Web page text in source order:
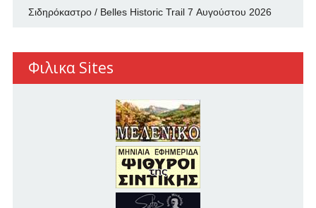
Σιδηρόκαστρο / Belles Historic Trail 7 Αυγούστου 2026
Φιλικα Sites